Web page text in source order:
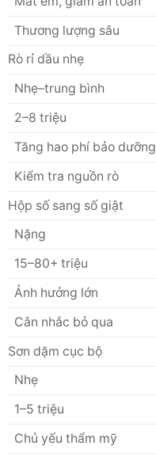
Thương lượng sâu
Rò rỉ dầu nhẹ
Nhẹ–trung bình
2–8 triệu
Tăng hao phí bảo dưỡng
Kiểm tra nguồn rò
Hộp số sang số giật
Nặng
15–80+ triệu
Ảnh hưởng lớn
Cân nhắc bỏ qua
Sơn dặm cục bộ
Nhẹ
1–5 triệu
Chủ yếu thẩm mỹ